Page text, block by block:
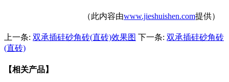
（此内容由www.jieshuishen.com提供）
上一条: 双承插硅砂角砖(直砖)效果图 下一条: 双承插硅砂角砖
(直砖)
【相关产品】